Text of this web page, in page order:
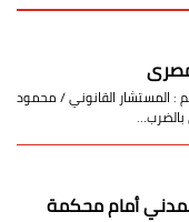
: المستشار القانوني / محمود
أمام محكمة